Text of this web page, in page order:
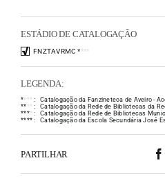
ESTÁDIO DE CATALOGAÇÃO
FNZTAVRMC ****
LEGENDA:
** * * :
Catalogação da Fanzineteca de Aveiro -
** * * :
Catalogação da Rede de Bibliotecas da
**** :
Catalogação da Rede de Bibliotecas
**** : Catalogação da Escola Secundária José
PARTILHAR